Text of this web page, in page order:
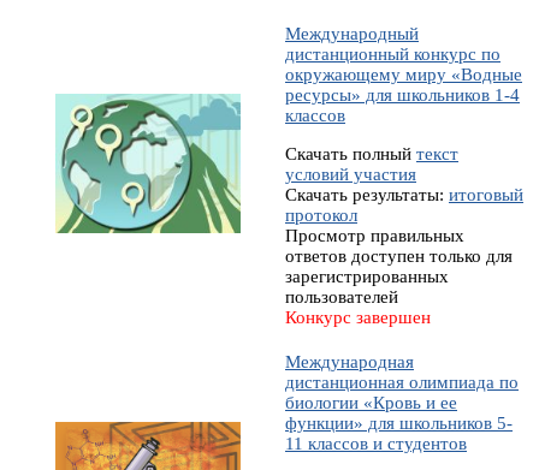
Международный
дистанционный конкурс по
окружающему миру «Водные
ресурсы» для школьников 1-4
классов
Скачать полный текст
условий участия
Скачать результаты: итоговый
протокол
Просмотр правильных
ответов доступен только для
зарегистрированных
пользователей
Конкурс завершен
Международная
дистанционная олимпиада по
биологии «Кровь и ее
функции» для школьников 5-
11 классов и студентов